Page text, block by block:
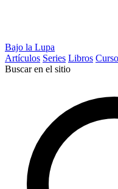
Bajo la Lupa
Artículos Series Libros
Buscar en el sitio